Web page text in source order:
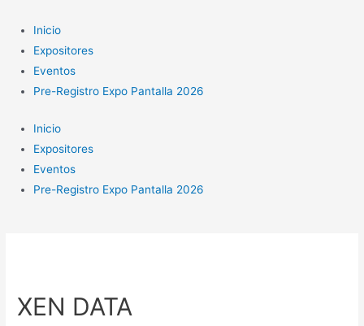
contenido
Inicio
Expositores
Eventos
Pre-Registro Expo Pantalla 2026
Inicio
Expositores
Eventos
Pre-Registro Expo Pantalla 2026
XEN DATA